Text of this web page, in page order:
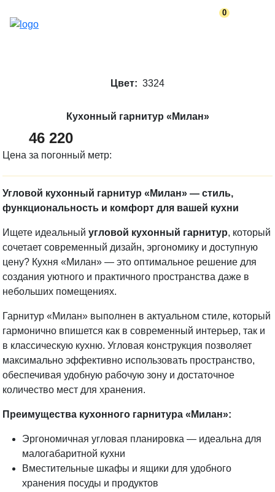
0
Цвет: 3324
Кухонный гарнитур «Милан»
46 220
Цена за погонный метр:
Угловой кухонный гарнитур «Милан» — стиль,
функциональность и комфорт для вашей кухни
Ищете идеальный угловой кухонный гарнитур, который
сочетает современный дизайн, эргономику и доступную
цену? Кухня «Милан» — это оптимальное решение для
создания уютного и практичного пространства даже в
небольших помещениях.
Гарнитур «Милан» выполнен в актуальном стиле, который
гармонично впишется как в современный интерьер, так и
в классическую кухню. Угловая конструкция позволяет
максимально эффективно использовать пространство,
обеспечивая удобную рабочую зону и достаточное
количество мест для хранения.
Преимущества кухонного гарнитура «Милан»:
Эргономичная угловая планировка — идеальна для
малогабаритной кухни
Вместительные шкафы и ящики для удобного
хранения посуды и продуктов